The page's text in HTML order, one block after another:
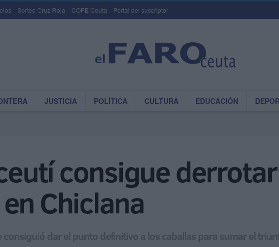
Sorteo Cruz Roja COPE Ceuta Portal del suscriptor
JUSTICIA POLÍTICA CULTURA EDUCACIÓN
consigue
Chiclana
consiguió dar el punto definitivo a los caballas para sumar el